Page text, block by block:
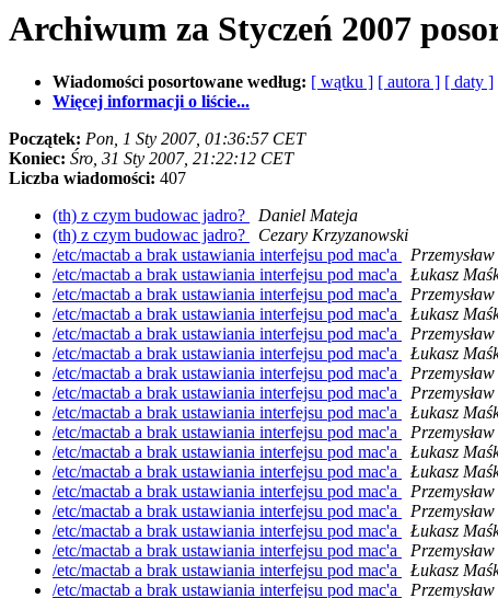
Archiwum za Styczeń 2007
Wiadomości posortowane według: [ wątku ] [ autora ] [ daty ]
Więcej informacji o liście...
Początek: Pon, 1 Sty 2007, 01:36:57 CET
Koniec: Śro, 31 Sty 2007, 21:22:12 CET
Liczba wiadomości: 407
(th) z czym budowac jadro?
Daniel Mateja
(th) z czym budowac jadro?
Cezary Krzyzanowski
/etc/mactab a brak ustawiania interfejsu pod mac'a
/etc/mactab a brak ustawiania interfejsu pod mac'a
Łukasz
/etc/mactab a brak ustawiania interfejsu pod mac'a
/etc/mactab a brak ustawiania interfejsu pod mac'a
Łukasz
/etc/mactab a brak ustawiania interfejsu pod mac'a
/etc/mactab a brak ustawiania interfejsu pod mac'a
Łukasz
/etc/mactab a brak ustawiania interfejsu pod mac'a
/etc/mactab a brak ustawiania interfejsu pod mac'a
/etc/mactab a brak ustawiania interfejsu pod mac'a
Łukasz
/etc/mactab a brak ustawiania interfejsu pod mac'a
/etc/mactab a brak ustawiania interfejsu pod mac'a
Łukasz
/etc/mactab a brak ustawiania interfejsu pod mac'a
Łukasz
/etc/mactab a brak ustawiania interfejsu pod mac'a
/etc/mactab a brak ustawiania interfejsu pod mac'a
/etc/mactab a brak ustawiania interfejsu pod mac'a
Łukasz
/etc/mactab a brak ustawiania interfejsu pod mac'a
/etc/mactab a brak ustawiania interfejsu pod mac'a
Łukasz
/etc/mactab a brak ustawiania interfejsu pod mac'a